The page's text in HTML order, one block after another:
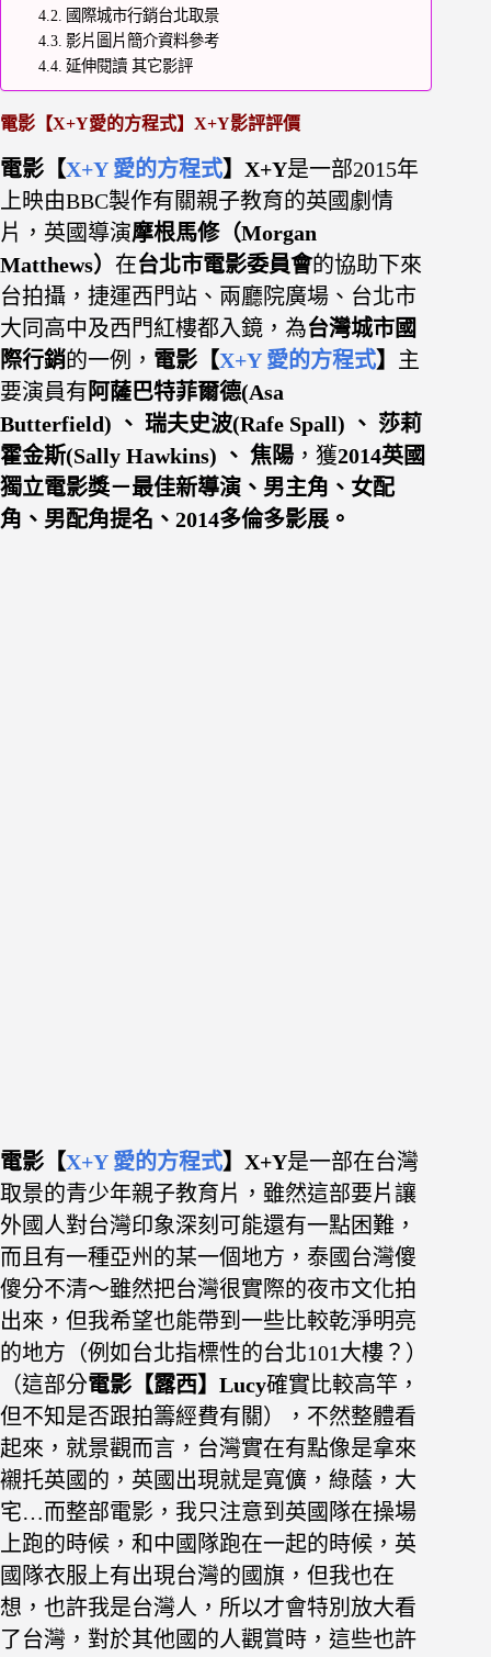
國際城市行銷台北取景
影片圖片簡介資料參考
延伸閱讀 其它影評
電影【X+Y愛的方程式】X+Y影評評價
電影【X+Y 愛的方程式】X+Y是一部2015年
上映由BBC製作有關親子教育的英國劇情
片，英國導演摩根馬修（Morgan
Matthews） 在台北市電影委員會的協助下來
台拍攝，捷運西門站、兩廳院廣場、台北市
大同高中及西門紅樓都入鏡，為台灣城市國
際行銷的一例， 電影【X+Y 愛的方程式】 主
要演員有阿薩巴特菲爾德(Asa
Butterfield) 、 瑞夫史波(Rafe Spall) 、 莎莉
霍金斯(Sally Hawkins) 、 焦陽 ，獲2014英國
獨立電影獎－最佳新導演、男主角、女配
角、男配角提名、2014多倫多影展。
電影【X+Y 愛的方程式】X+Y是一部在台灣
取景的青少年親子教育片， 雖然這部要片讓
外國人對台灣印象深刻可能還有一點困難，
而且有一種亞州的某一個地方，泰國台灣傻
傻分不清～雖然把台灣很實際的夜市文化拍
出來，但我希望也能帶到一些比較乾淨明亮
的地方（例如台北指標性的台北101大樓？）
（這部分電影 【露西】Lucy確實比較高竿，
但不知是否跟拍籌經費有關）， 不然整體看
起來，就景觀而言，台灣實在有點像是拿來
襯托英國的 ， 英國出現就是寬儣，綠蔭，大
宅…而整部電影，我只注意到英國隊在操場
上跑的時候，和中國隊跑在一起的時候，英
國隊衣服上有出現台灣的國旗，但我也在
想，也許我是台灣人，所以才會特別放大看
了台灣，對於其他國的人觀賞時，這些也許